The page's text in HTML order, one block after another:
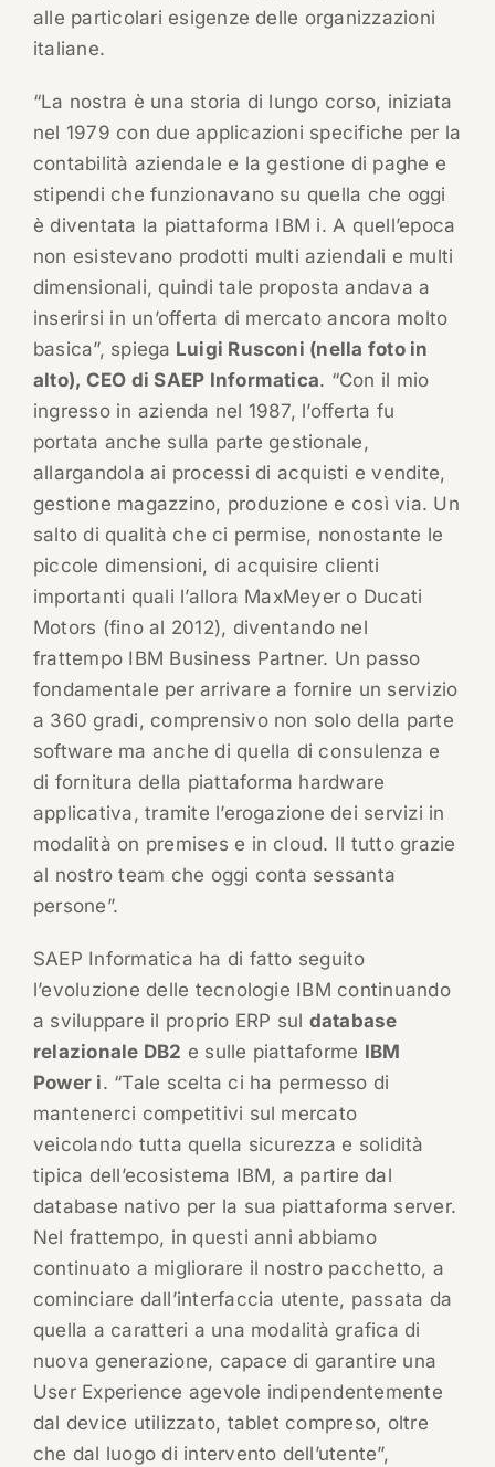
alle particolari esigenze delle organizzazioni
italiane.
“La nostra è una storia di lungo corso, iniziata
nel 1979 con due applicazioni specifiche per la
contabilità aziendale e la gestione di paghe e
stipendi che funzionavano su quella che oggi
è diventata la piattaforma IBM i. A quell’epoca
non esistevano prodotti multi aziendali e multi
dimensionali, quindi tale proposta andava a
inserirsi in un’offerta di mercato ancora molto
basica”, spiega Luigi Rusconi (nella foto in
alto), CEO di SAEP Informatica. “Con il mio
ingresso in azienda nel 1987, l’offerta fu
portata anche sulla parte gestionale,
allargandola ai processi di acquisti e vendite,
gestione magazzino, produzione e così via. Un
salto di qualità che ci permise, nonostante le
piccole dimensioni, di acquisire clienti
importanti quali l’allora MaxMeyer o Ducati
Motors (fino al 2012), diventando nel
frattempo IBM Business Partner. Un passo
fondamentale per arrivare a fornire un servizio
a 360 gradi, comprensivo non solo della parte
software ma anche di quella di consulenza e
di fornitura della piattaforma hardware
applicativa, tramite l’erogazione dei servizi in
modalità on premises e in cloud. Il tutto grazie
al nostro team che oggi conta sessanta
persone”.
SAEP Informatica ha di fatto seguito
l’evoluzione delle tecnologie IBM continuando
a sviluppare il proprio ERP sul database
relazionale DB2 e sulle piattaforme IBM
Power i. “Tale scelta ci ha permesso di
mantenerci competitivi sul mercato
veicolando tutta quella sicurezza e solidità
tipica dell’ecosistema IBM, a partire dal
database nativo per la sua piattaforma server.
Nel frattempo, in questi anni abbiamo
continuato a migliorare il nostro pacchetto, a
cominciare dall’interfaccia utente, passata da
quella a caratteri a una modalità grafica di
nuova generazione, capace di garantire una
User Experience agevole indipendentemente
dal device utilizzato, tablet compreso, oltre
che dal luogo di intervento dell’utente”,